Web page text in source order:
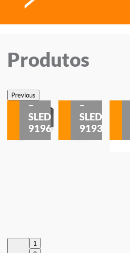
Produtos
PreviousSobrepor
–
SLED
9196
–
SLED
9193
1